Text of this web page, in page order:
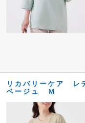
リカバリーケア レ
ベージュ Ｍ